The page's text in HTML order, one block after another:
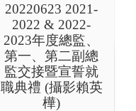
20220623 2021-
2022 & 2022-
2023年度總監、
第一、第二副總
監交接暨宣誓就
職典禮 (攝影賴英
樺)